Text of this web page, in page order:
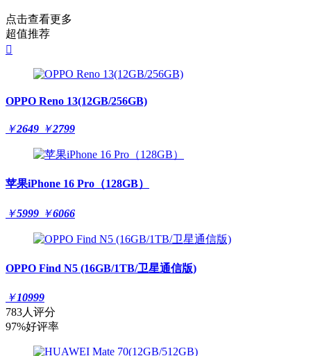
点击查看更多
超值推荐

OPPO Reno 13(12GB/256GB)
￥2649 ￥2799
苹果iPhone 16 Pro（128GB）
￥5999 ￥6066
OPPO Find N5 (16GB/1TB/卫星通信版)
￥10999
783人评分
97%好评率